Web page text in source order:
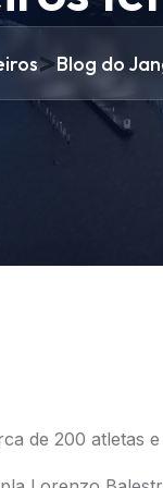
>Blog do
de 200 atletas